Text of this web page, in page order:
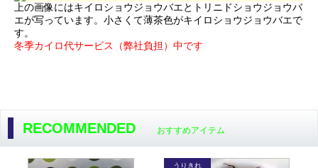
上の画像にはキイロショウジョウバエとトリニドショウジョウバ
エが写っています。小さくて薄茶色がキイロショウジョウバエで
す。
冬季カイロ代サービス（弊社負担）中です
RECOMMENDED おすすめアイテム